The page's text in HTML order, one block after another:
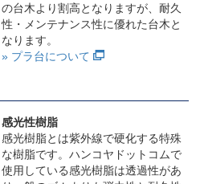
の台木より割高となりますが、耐久
性・メンテナンス性に優れた台木と
なります。
» プラ台について
感光性樹脂
感光樹脂とは紫外線で硬化する特殊
な樹脂です。ハンコヤドットコムで
使用している感光樹脂は透過性があ